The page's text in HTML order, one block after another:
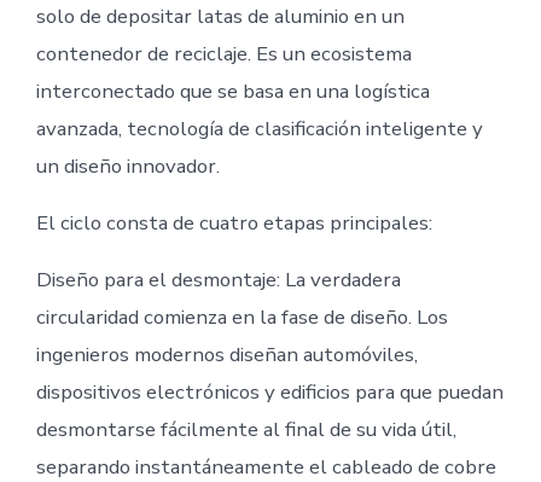
solo de depositar latas de aluminio en un
contenedor de reciclaje. Es un ecosistema
interconectado que se basa en una logística
avanzada, tecnología de clasificación inteligente y
un diseño innovador.
El ciclo consta de cuatro etapas principales:
Diseño para el desmontaje: La verdadera
circularidad comienza en la fase de diseño. Los
ingenieros modernos diseñan automóviles,
dispositivos electrónicos y edificios para que puedan
desmontarse fácilmente al final de su vida útil,
separando instantáneamente el cableado de cobre